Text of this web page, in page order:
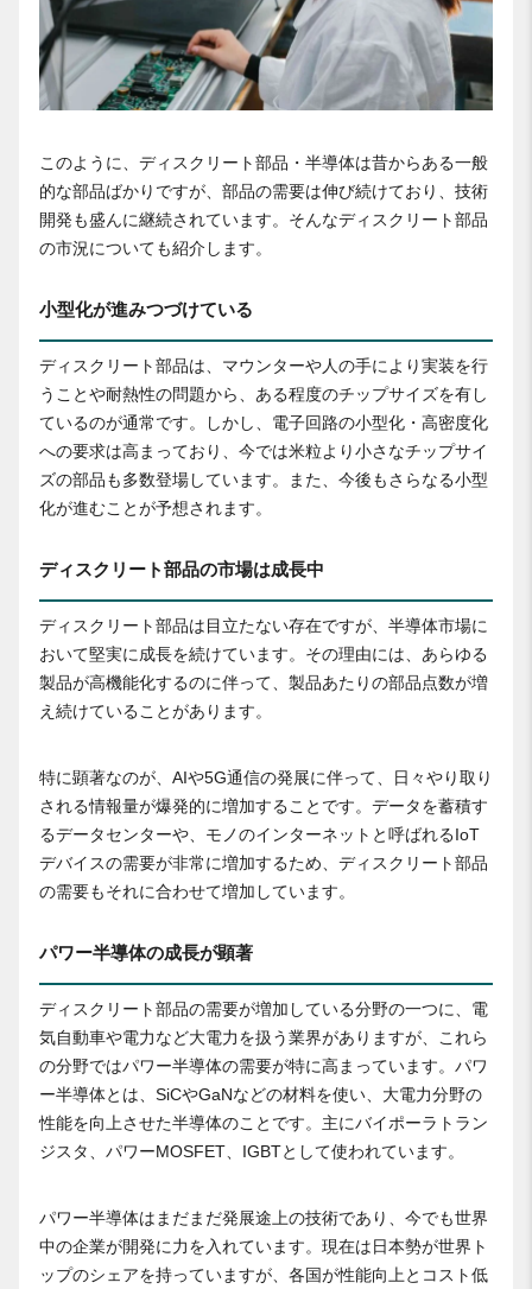
このように、ディスクリート部品・半導体は昔からある一般
的な部品ばかりですが、部品の需要は伸び続けており、技術
開発も盛んに継続されています。そんなディスクリート部品
の市況についても紹介します。
小型化が進みつづけている
ディスクリート部品は、マウンターや人の手により実装を行
うことや耐熱性の問題から、ある程度のチップサイズを有し
ているのが通常です。しかし、電子回路の小型化・高密度化
への要求は高まっており、今では米粒より小さなチップサイ
ズの部品も多数登場しています。また、今後もさらなる小型
化が進むことが予想されます。
ディスクリート部品の市場は成長中
ディスクリート部品は目立たない存在ですが、半導体市場に
おいて堅実に成長を続けています。その理由には、あらゆる
製品が高機能化するのに伴って、製品あたりの部品点数が増
え続けていることがあります。
特に顕著なのが、AIや5G通信の発展に伴って、日々やり取り
される情報量が爆発的に増加することです。データを蓄積す
るデータセンターや、モノのインターネットと呼ばれるIoT
デバイスの需要が非常に増加するため、ディスクリート部品
の需要もそれに合わせて増加しています。
パワー半導体の成長が顕著
ディスクリート部品の需要が増加している分野の一つに、電
気自動車や電力など大電力を扱う業界がありますが、これら
の分野ではパワー半導体の需要が特に高まっています。パワ
ー半導体とは、SiCやGaNなどの材料を使い、大電力分野の
性能を向上させた半導体のことです。主にバイポーラトラン
ジスタ、パワーMOSFET、IGBTとして使われています。
パワー半導体はまだまだ発展途上の技術であり、今でも世界
中の企業が開発に力を入れています。現在は日本勢が世界ト
ップのシェアを持っていますが、各国が性能向上とコスト低